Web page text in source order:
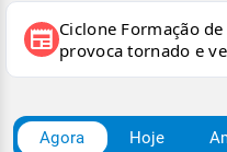
newspaper Ciclone Formação
provoca tornado e
no RS
Agora Hoje